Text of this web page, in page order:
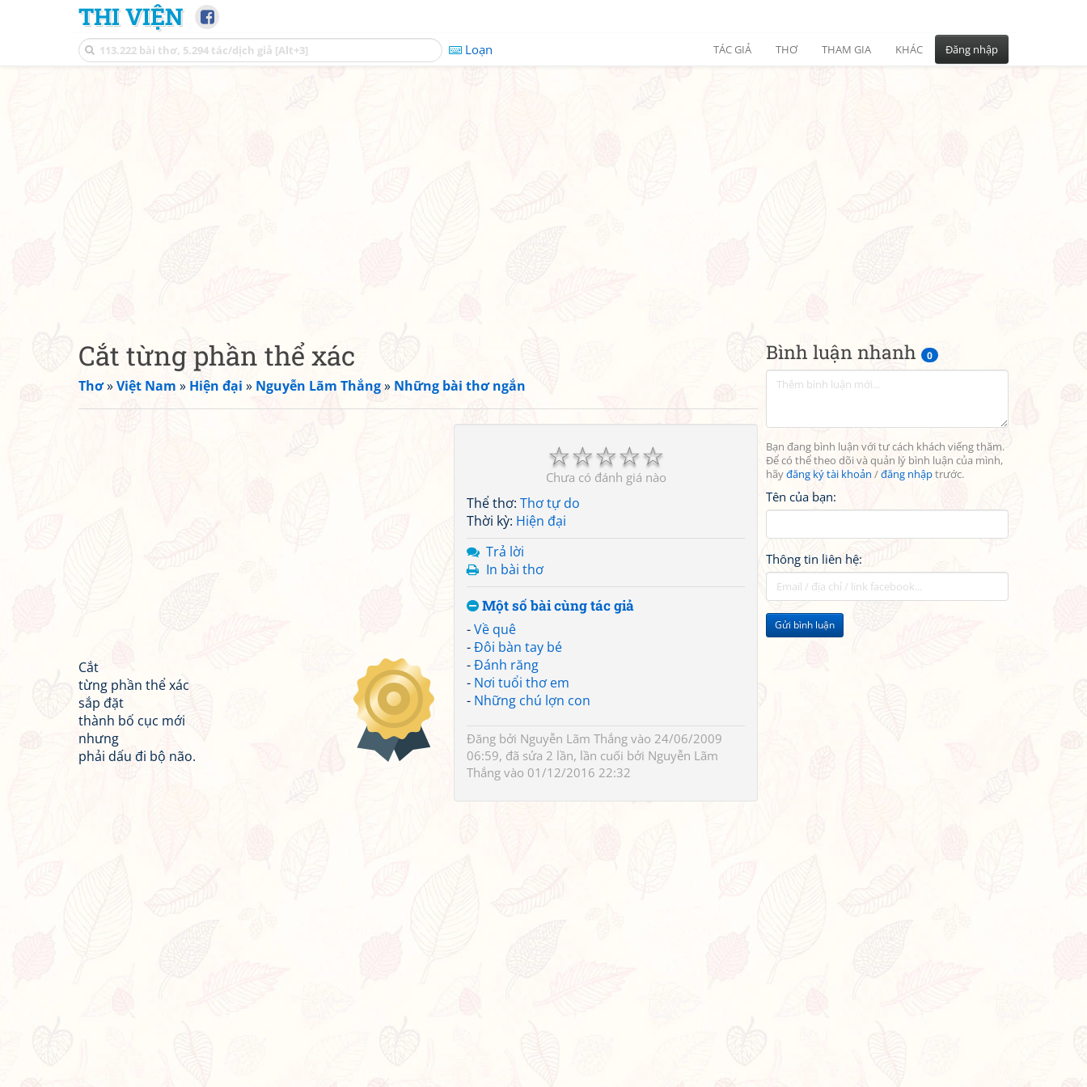
THI VIỆN
Loạn TÁC GIẢ THƠ THAM GIA KHÁC Đăng nhập
Bình luận nhanh 0
Bạn đang bình luận với tư cách khách viếng thăm.
Để có thể theo dõi và quản lý bình luận của mình,
hãyđăng ký tài khoản /đăng nhậptrước.
Tên của bạn:
Thông tin liên hệ:
Gửi bình luận
Cắt từng phần thể xác
Thơ»Việt Nam » Hiện đại » Nguyễn Lãm Thắng» Những bài thơ ngắn
☆
☆
☆
☆
☆
Chưa có đánh giá nào
Thể thơ: Thơ tự do
Thời kỳ: Hiện đại
Trả lời
In bài thơ
Một số bài cùng tác giả
-Về quê
-Đôi bàn tay bé
-Đánh răng
- Nơi tuổi thơ em
- Những chú lợn con
Đăng bởi Nguyễn Lãm Thắng vào 24/06/2009
06:59, đã sửa 2 lần, lần cuối bởi Nguyễn Lãm
Thắng vào 01/12/2016 22:32
Cắt
từng phần thể xác
sắp đặt
thành bố cục mới
nhưng
phải dấu đi bộ não.